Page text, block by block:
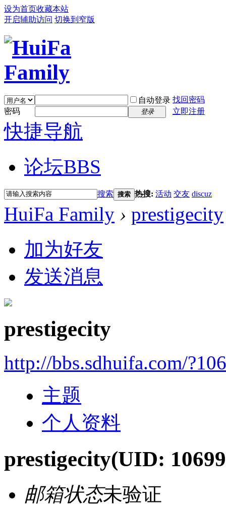
设为首页收藏本站
开启辅助访问 切换到窄版
自动登录 找回密码
密码
登录 立即注册
快捷导航
论坛BBS
搜索 搜索 热搜: 活动 交友 discuz
HuiFa Family › prestigecity
加为好友
发送消息
prestigecity
http://bbs.sdhuifa.com/
主题
个人资料
prestigecity(UID:
邮箱状态未验证